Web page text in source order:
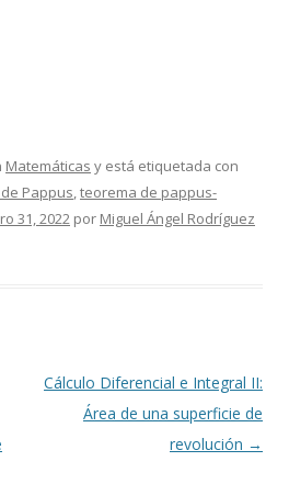
Matemáticas y está etiquetada con
Pappus,teorema de pappus-
31, 2022 por Miguel Ángel Rodríguez
Cálculo Diferencial e Integral II:
Área de una superficie de
revolución →